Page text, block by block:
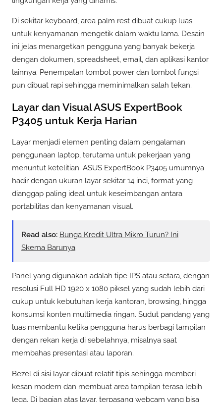
Di sekitar keyboard, area palm rest dibuat cukup luas
untuk kenyamanan mengetik dalam waktu lama. Desain
ini jelas menargetkan pengguna yang banyak bekerja
dengan dokumen, spreadsheet, email, dan aplikasi kantor
lainnya. Penempatan tombol power dan tombol fungsi
pun dibuat rapi sehingga meminimalkan salah tekan.
Layar dan Visual ASUS ExpertBook
P3405 untuk Kerja Harian
Layar menjadi elemen penting dalam pengalaman
penggunaan laptop, terutama untuk pekerjaan yang
menuntut ketelitian. ASUS ExpertBook P3405 umumnya
hadir dengan ukuran layar sekitar 14 inci, format yang
dianggap paling ideal untuk keseimbangan antara
portabilitas dan kenyamanan visual.
Read also: Bunga Kredit Ultra Mikro Turun? Ini
Skema Barunya
Panel yang digunakan adalah tipe IPS atau setara, dengan
resolusi Full HD 1920 x 1080 piksel yang sudah lebih dari
cukup untuk kebutuhan kerja kantoran, browsing, hingga
konsumsi konten multimedia ringan. Sudut pandang yang
luas membantu ketika pengguna harus berbagi tampilan
dengan rekan kerja di sebelahnya, misalnya saat
membahas presentasi atau laporan.
Bezel di sisi layar dibuat relatif tipis sehingga memberi
kesan modern dan membuat area tampilan terasa lebih
lega. Di bagian atas layar, terpasang webcam yang bisa